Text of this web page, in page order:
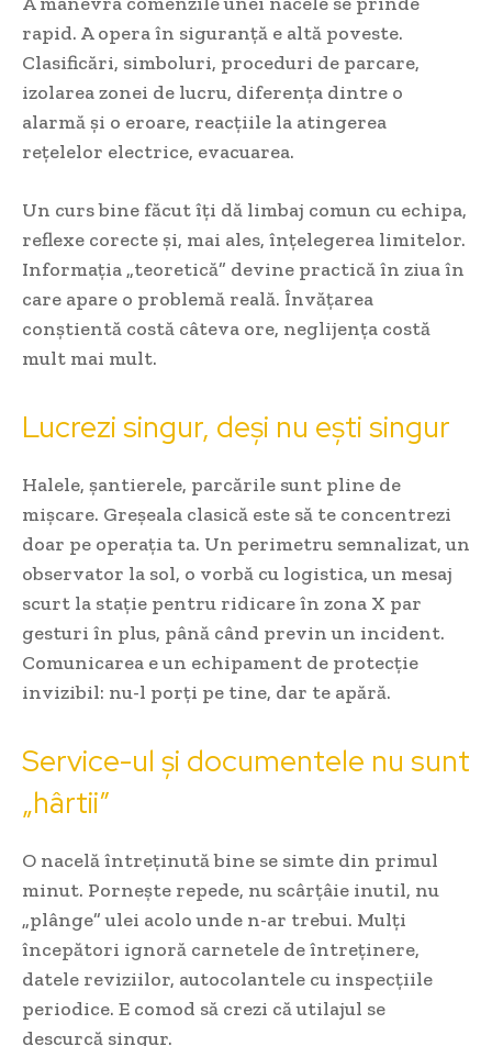
rapid. A opera în siguranță e altă poveste.
Clasificări, simboluri, proceduri de parcare,
izolarea zonei de lucru, diferența dintre o
alarmă și o eroare, reacțiile la atingerea
rețelelor electrice, evacuarea.
Un curs bine făcut îți dă limbaj comun cu echipa,
reflexe corecte și, mai ales, înțelegerea limitelor.
Informația „teoretică” devine practică în ziua în
care apare o problemă reală. Învățarea
conștientă costă câteva ore, neglijența costă
mult mai mult.
Lucrezi singur, deși nu ești singur
Halele, șantierele, parcările sunt pline de
mișcare. Greșeala clasică este să te concentrezi
doar pe operația ta. Un perimetru semnalizat, un
observator la sol, o vorbă cu logistica, un mesaj
scurt la stație pentru ridicare în zona X par
gesturi în plus, până când previn un incident.
Comunicarea e un echipament de protecție
invizibil: nu-l porți pe tine, dar te apără.
Service-ul și documentele nu sunt
„hârtii”
O nacelă întreținută bine se simte din primul
minut. Pornește repede, nu scârțâie inutil, nu
„plânge” ulei acolo unde n-ar trebui. Mulți
începători ignoră carnetele de întreținere,
datele reviziilor, autocolantele cu inspecțiile
periodice. E comod să crezi că utilajul se
descurcă singur.